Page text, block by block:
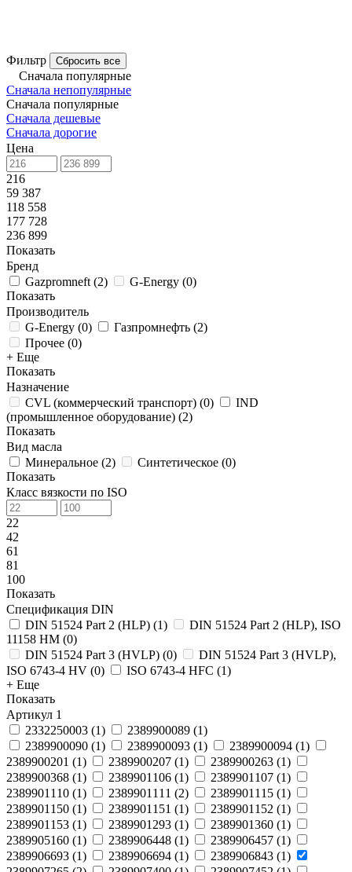
Фильтр Сбросить все
Сначала популярные
Сначала непопулярные
Сначала популярные
Сначала дешевые
Сначала дорогие
Цена
216
59 387
118 558
177 728
236 899
Показать
Бренд
Gazpromneft (2) G-Energy (0)
Показать
Производитель
G-Energy (0) Газпромнефть (2)
Прочее (0)
+ Еще
Показать
Назначение
CVL (коммерческий транспорт) (0)
IND
(промышленное оборудование) (2)
Показать
Вид масла
Минеральное (2) Синтетическое (0)
Показать
Класс вязкости по ISO
22
42
61
81
100
Показать
Спецификация DIN
DIN 51524 Part 2 (HLP) (1)
DIN 51524 Part 2 (HLP), ISO
11158 HM (0)
DIN 51524 Part 3 (HVLP) (0)
DIN 51524 Part 3 (HVLP),
ISO 6743-4 HV (0) ISO 6743-4 HFC (1)
+ Еще
Показать
Артикул 1
2332250003 (1) 2389900089 (1)
2389900090 (1) 2389900093 (1) 2389900094 (1)
2389900201 (1) 2389900207 (1) 2389900263 (1)
2389900368 (1) 2389901106 (1) 2389901107 (1)
2389901110 (1) 2389901111 (2) 2389901115 (1)
2389901150 (1) 2389901151 (1) 2389901152 (1)
2389901153 (1) 2389901293 (1) 2389901360 (1)
2389905160 (1) 2389906448 (1) 2389906457 (1)
2389906693 (1) 2389906694 (1) 2389906843 (1)